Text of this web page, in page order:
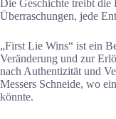
Die Geschichte treibt die
Überraschungen, jede
„First Lie Wins“ ist ein
Veränderung und zur
nach Authentizität und
Messers Schneide, wo
könnte.